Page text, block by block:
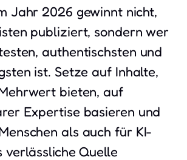
Jahr 2026 gewinnt nicht,
publiziert, sondern wer
authentischsten und
ist. Setze auf Inhalte,
bieten, auf
Expertise basieren und
als auch für KI-
verlässliche Quelle